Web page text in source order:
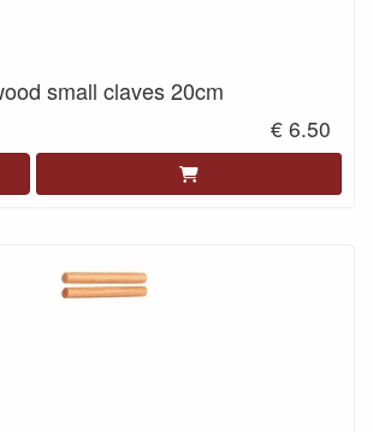
small claves 20cm
€ 6.50